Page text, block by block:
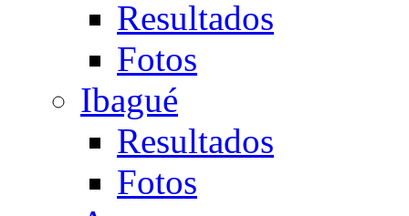
Resultados
Fotos
Ibagué
Resultados
Fotos